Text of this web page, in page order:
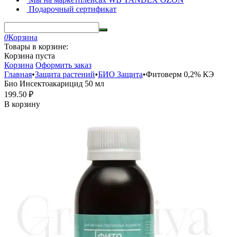
Подарочный сертификат
0Корзина
Товары в корзине:
Корзина пуста
Корзина Оформить заказ
Главная•Защита растений•БИО Защита•Фитоверм 0,2% КЭ
Био Инсектоакарицид 50 мл
199.50 ₽
В корзину